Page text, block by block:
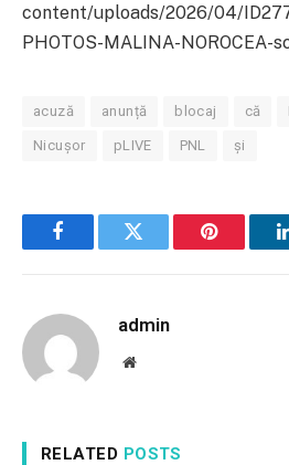
content/uploads/2026/04/
PHOTOS-MALINA-NOROCEA-
acuză anunță blocaj că
Nicușor pLIVE PNL și
FacebookTwitter Pinterest
admin
Website
RELATED POSTS